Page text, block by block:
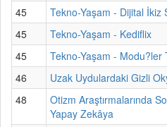
45
Tekno-Yaşam - Dijital İkiz
45
Tekno-Yaşam - Kediflix
45
Tekno-Yaşam - Modu?ler
46
Uzak Uydulardaki Gizli
48
Otizm Araştırmalarında
Yapay Zekâya